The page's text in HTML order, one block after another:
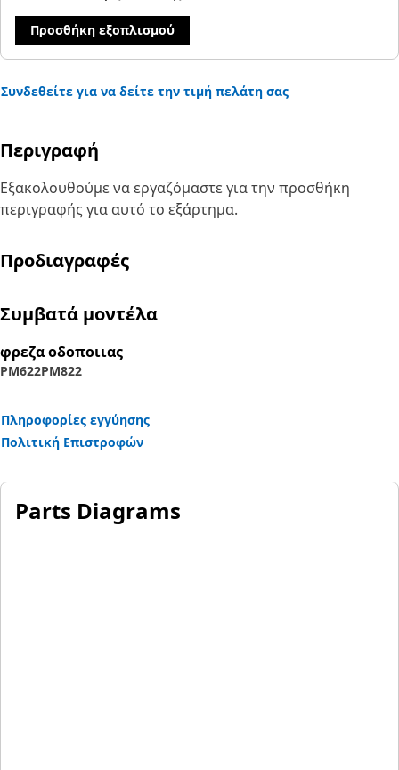
Προσθήκη εξοπλισμού
Συνδεθείτε για να δείτε την τιμή πελάτη σας
Περιγραφή
Εξακολουθούμε να εργαζόμαστε για την προσθήκη
περιγραφής για αυτό το εξάρτημα.
Προδιαγραφές
Συμβατά μοντέλα
φρεζα οδοποιιας
PM622PM822
Πληροφορίες εγγύησης
Πολιτική Επιστροφών
Parts Diagrams